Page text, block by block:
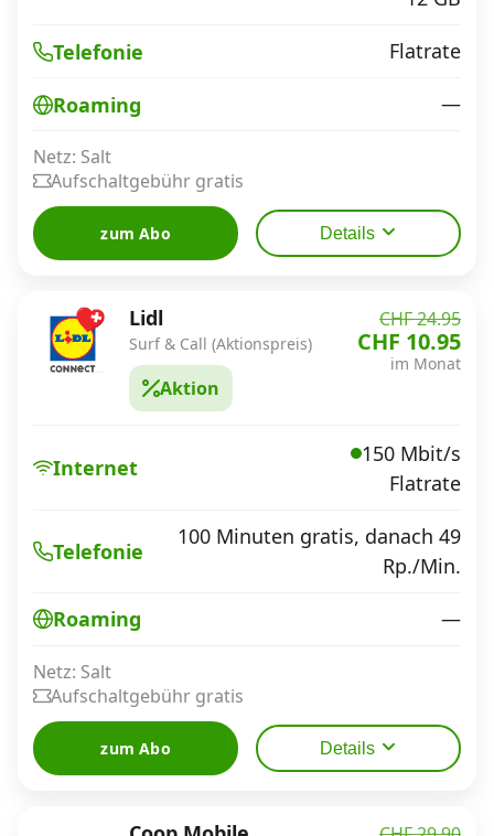
Telefonie Flatrate
Roaming —
Netz: Salt
Aufschaltgebühr gratis
zum Abo Details
Lidl
Surf & Call (Aktionspreis)
Aktion
CHF 24.95
CHF 10.95
im Monat
Internet
150 Mbit/s
Flatrate
Telefonie
100 Minuten gratis, danach 49
Rp./Min.
Roaming —
Netz: Salt
Aufschaltgebühr gratis
zum Abo Details